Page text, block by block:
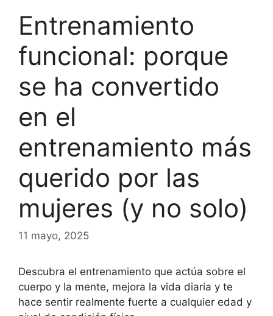
Entrenamiento
funcional: porque
se ha convertido
en el
entrenamiento más
querido por las
mujeres (y no solo)
11 mayo, 2025
Descubra el entrenamiento que actúa sobre el
cuerpo y la mente, mejora la vida diaria y te
hace sentir realmente fuerte a cualquier edad y